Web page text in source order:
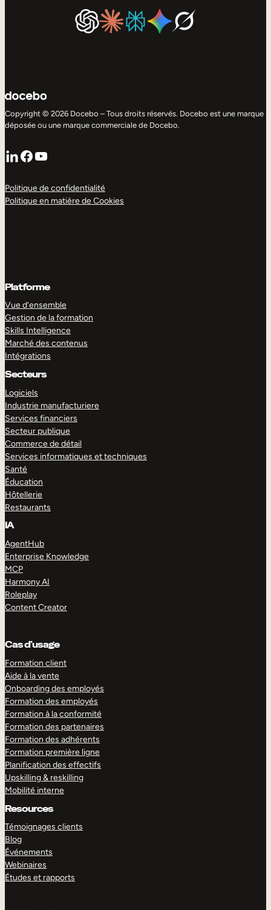
Copyright © 2026 Docebo – Tous droits réservés. Docebo est une marque
déposée ou une marque commerciale de Docebo.
LinkedIn
Facebook
YouTube
Politique de confidentialité
Politique en matière de Cookies
Platforme
Vue d’ensemble
Gestion de la formation
Skills Intelligence
Marché des contenus
Intégrations
Secteurs
Logiciels
Industrie manufacturiere
Services financiers
Secteur publique
Commerce de détail
Services informatiques et techniques
Santé
Éducation
Hôtellerie
Restaurants
IA
AgentHub
Enterprise Knowledge
MCP
Harmony AI
Roleplay
Content Creator
Cas d’usage
Formation client
Aide à la vente
Onboarding des employés
Formation des employés
Formation à la conformité
Formation des partenaires
Formation des adhérents
Formation première ligne
Planification des effectifs
Upskilling & reskilling
Mobilité interne
Resources
Témoignages clients
Blog
Événements
Webinaires
Études et rapports